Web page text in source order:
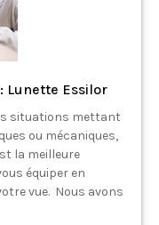
Lunette Essilor
situations mettant
ou mécaniques,
la meilleure
équiper en
vue. Nous avons